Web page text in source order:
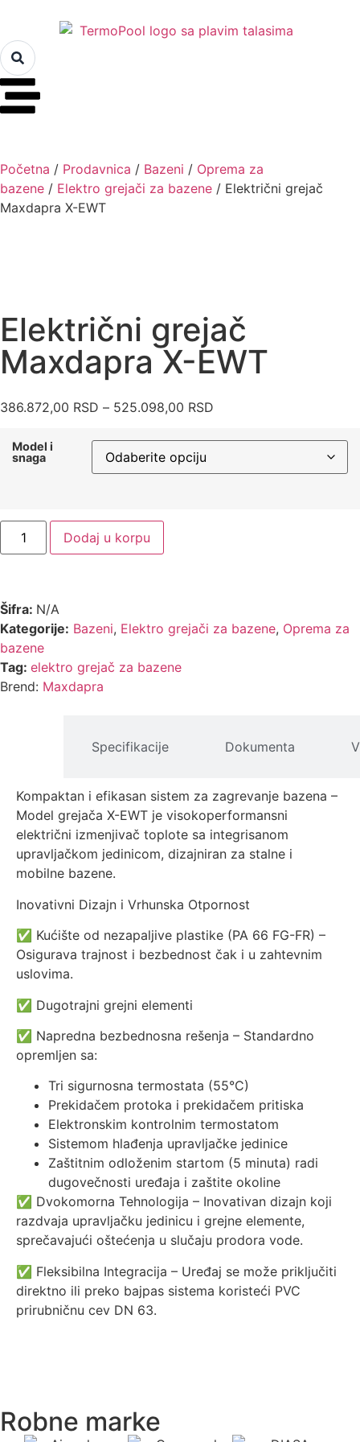
Početna / Prodavnica / Bazeni / Oprema za
bazene / Elektro grejači za bazene / Električni grejač
Maxdapra X-EWT
Električni grejač
Maxdapra X-EWT
386.872,00 RSD – 525.098,00 RSD
Model i
snaga
Dodaj u korpu
Šifra: N/A
Kategorije: Bazeni, Elektro grejači za bazene, Oprema za
bazene
Tag: elektro grejač za bazene
Brend: Maxdapra
Specifikacije Dokumenta
Kompaktan i efikasan sistem za zagrevanje bazena –
Model grejača X-EWT je visokoperformansni
električni izmenjivač toplote sa integrisanom
upravljačkom jedinicom, dizajniran za stalne i
mobilne bazene.
Inovativni Dizajn i Vrhunska Otpornost
✅ Kućište od nezapaljive plastike (PA 66 FG-FR) –
Osigurava trajnost i bezbednost čak i u zahtevnim
uslovima.
✅ Dugotrajni grejni elementi
✅ Napredna bezbednosna rešenja – Standardno
opremljen sa:
Tri sigurnosna termostata (55°C)
Prekidačem protoka i prekidačem pritiska
Elektronskim kontrolnim termostatom
Sistemom hlađenja upravljačke jedinice
Zaštitnim odloženim startom (5 minuta) radi
dugovečnosti uređaja i zaštite okoline
✅ Dvokomorna Tehnologija – Inovativan dizajn koji
razdvaja upravljačku jedinicu i grejne elemente,
sprečavajući oštećenja u slučaju prodora vode.
✅ Fleksibilna Integracija – Uređaj se može priključiti
direktno ili preko bajpas sistema koristeći PVC
prirubničnu cev DN 63.
Robne marke